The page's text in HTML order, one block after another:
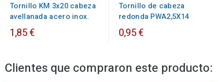
Tornillo KM 3x20 cabeza
avellanada acero inox.
1,85 €
Tornillo de cabeza
redonda PWA2,5X14
0,95 €
Clientes que compraron este producto: